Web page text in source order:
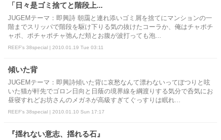
「日々是ゴミ捨てと階段上...
JUGEMテーマ：即興詩 朝靄と連れ添いゴミ屑を捨てにマンションの一
階までスリッパで階段を駆け下りる気の抜けたコーラか、俺はチャポチ
ャポ、ポチャポチャ弛んだ頬とお腹が波打っても泡...
REEF's 38special | 2010.01.19 Tue 03:11
傾いた背
JUGEMテーマ：即興詩傾いた背に哀愁なんて漂わないってぽつりと呟
いた猫が軒先でゴロン日向と日蔭の境界線を綱渡りする気分で呑気にお
昼寝すれどお坊さんのメガネが高級すぎてぐっすりは眠れ...
REEF's 38special | 2010.01.10 Sun 17:17
『揺れない意志、揺れる石』